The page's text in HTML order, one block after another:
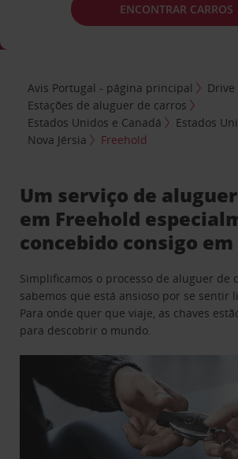
ENCONTRAR CARROS
Avis Portugal - página principal
Drive
Estações de aluguer de carros
Estados Unidos e Canadá
Estados
Nova Jérsia
Freehold
Um serviço de
em Freehold
concebido consigo
Simplificamos o processo de aluguer de
sabemos que está ansioso por se sentir
Para onde quer que viaje, as chaves
para descobrir o mundo.